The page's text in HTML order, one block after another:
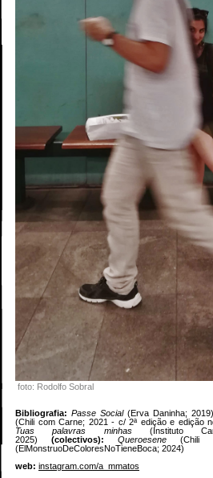
foto: Rodolfo Sobral
Bibliografia: Passe Social (Erva Daninha;
(Chili com Carne; 2021 - c/ 2ª edição e edição
Tuas palavras minhas(Instituto
2025) (colectivos): Queroesene(Chili
(ElMonstruoDeColoresNoTieneBoca; 2024)
web: instagram.com/a_mmatos